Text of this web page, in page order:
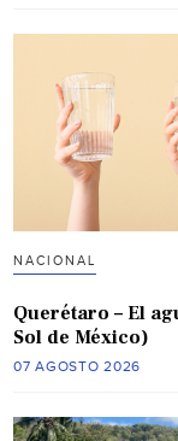
NACIONAL
Querétaro – El
Sol de México)
07 AGOSTO 2026